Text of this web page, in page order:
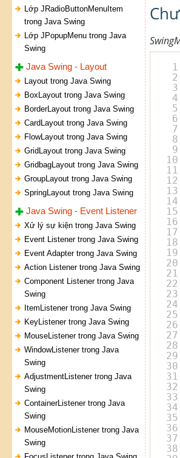
Lớp JRadioButtonMenuItem
trong Java Swing
Lớp JPopupMenu trong Java
Swing
Java Swing - Layout
Layout trong Java Swing
BoxLayout trong Java Swing
BorderLayout trong Java Swing
CardLayout trong Java Swing
FlowLayout trong Java Swing
GridLayout trong Java Swing
GridbagLayout trong Java Swing
GroupLayout trong Java Swing
SpringLayout trong Java Swing
Java Swing - Event Listener
Xử lý sự kiện trong Java Swing
Event Listener trong Java Swing
Event Adapter trong Java Swing
Action Listener trong Java Swing
Component Listener trong Java
Swing
ItemListener trong Java Swing
KeyListener trong Java Swing
MouseListener trong Java Swing
WindowListener trong Java
Swing
AdjustmentListener trong Java
Swing
ContainerListener trong Java
Swing
MouseMotionListener trong Java
Swing
1
2
3
4
5
6
7
8
9
10
11
12
13
14
15
16
17
18
19
20
21
22
23
24
25
26
27
28
29
30
31
32
33
34
35
36
37
38